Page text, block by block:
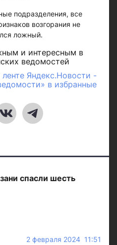
подразделения, все
возгорания не
ложный.
и интересным в
ведомостей
Яндекс.Новости -
в избранные
спасли шесть
2 февраля 2024 11:51